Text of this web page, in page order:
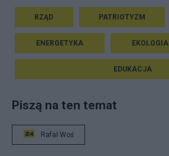
RZĄD PATRIOTYZM
ENERGETYKA EKOLOGIA
EDUKACJA
Piszą na ten temat
Rafał Woś